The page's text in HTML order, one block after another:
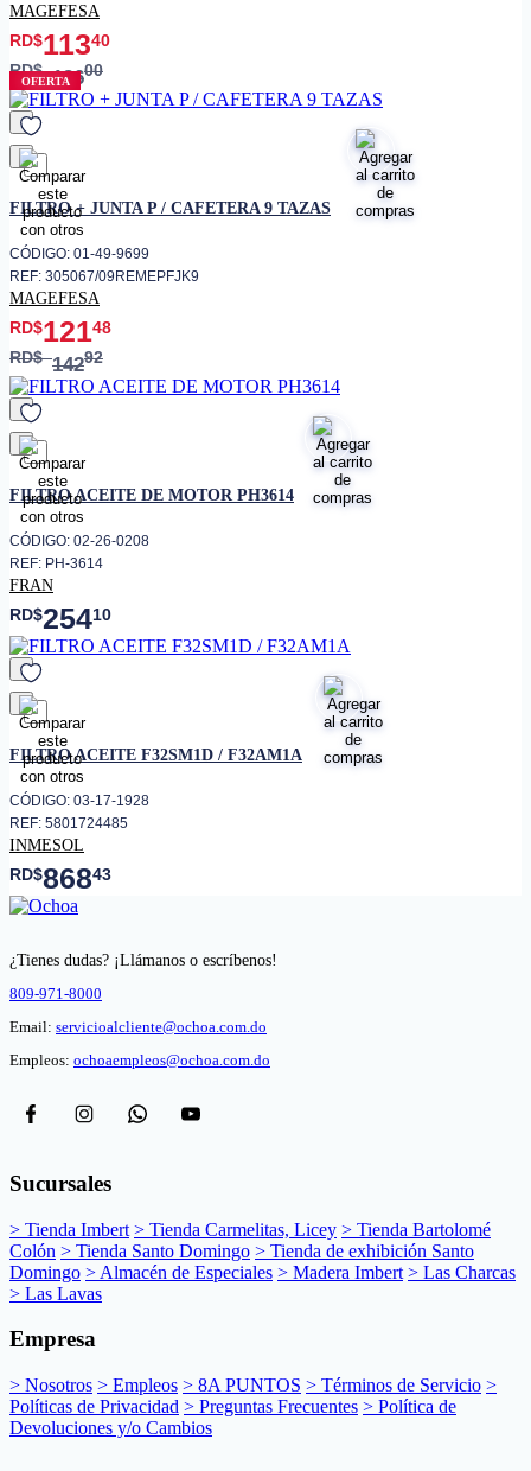
MAGEFESA
RD$11340
RD$12600
OFERTA
favorito
FILTRO + JUNTA P / CAFETERA 9 TAZAS
CÓDIGO: 01-49-9699
REF: 305067/09REMEPFJK9
MAGEFESA
RD$12148
RD$14292
favorito
FILTRO ACEITE DE MOTOR PH3614
CÓDIGO: 02-26-0208
REF: PH-3614
FRAN
RD$25410
favorito
FILTRO ACEITE F32SM1D / F32AM1A
CÓDIGO: 03-17-1928
REF: 5801724485
INMESOL
RD$86843
¿Tienes dudas? ¡Llámanos o escríbenos!
809-971-8000
Email: servicioalcliente@ochoa.com.do
Empleos: ochoaempleos@ochoa.com.do
Sucursales
> Tienda Imbert > Tienda Carmelitas, Licey > Tienda Bartolomé
Colón > Tienda Santo Domingo > Tienda de exhibición Santo
Domingo > Almacén de Especiales > Madera Imbert > Las Charcas
> Las Lavas
Empresa
> Nosotros > Empleos > 8A PUNTOS > Términos de Servicio >
Políticas de Privacidad > Preguntas Frecuentes > Política de
Devoluciones y/o Cambios